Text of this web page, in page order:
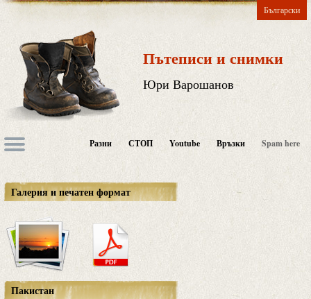
Български
Пътеписи и снимки
Юри Варошанов
Разни СТОП Youtube Връзки Spam here
Галерия и печатен формат
Пакистан